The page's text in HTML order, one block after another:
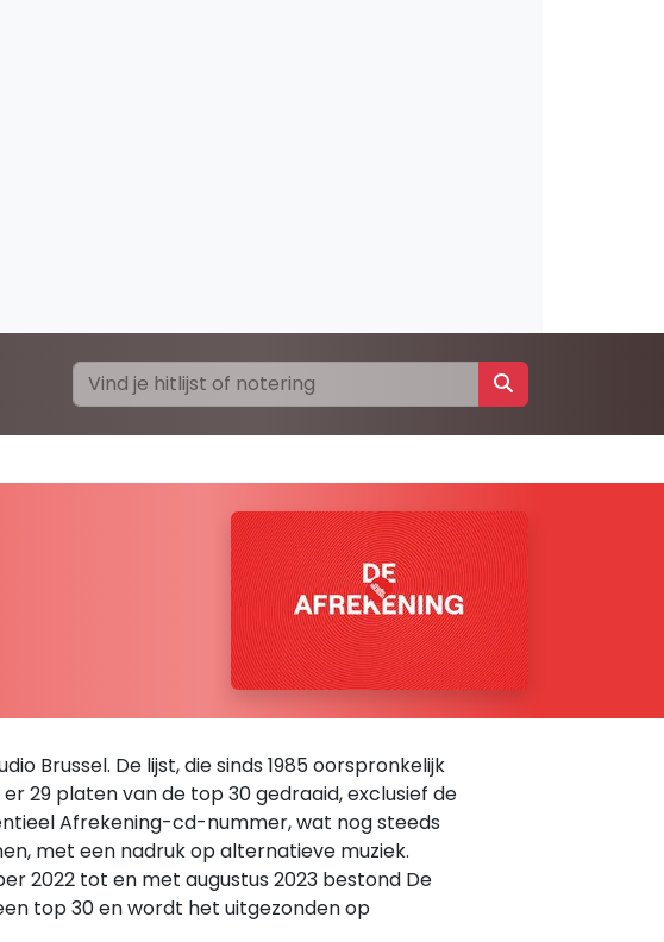
Brussel. De lijst, die sinds 1985 oorspronkelijk
29 platen van de top 30 gedraaid, exclusief de
Afrekening-cd-nummer, wat nog steeds
met een nadruk op alternatieve muziek.
2022 tot en met augustus 2023 bestond De
top 30 en wordt het uitgezonden op